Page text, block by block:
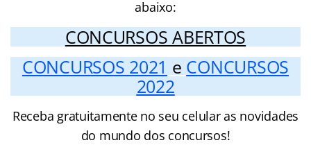
abaixo:
CONCURSOS ABERTOS
CONCURSOS 2021 e CONCURSOS
2022
Receba gratuitamente no seu celular as novidades
do mundo dos concursos!